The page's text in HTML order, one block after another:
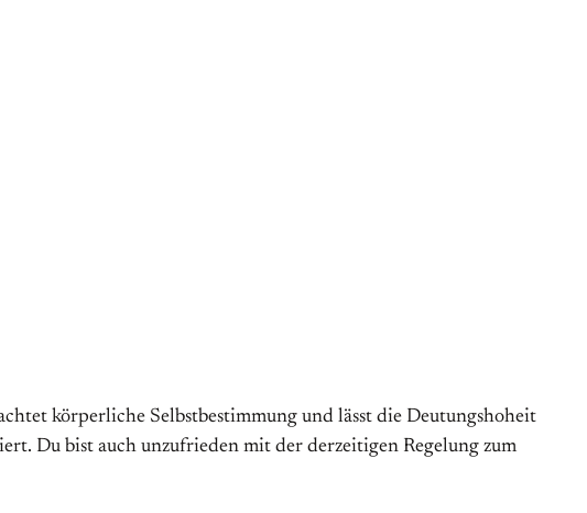
körperliche Selbstbestimmung und lässt die Deutungshoheit
Du bist auch unzufrieden mit der derzeitigen Regelung zum